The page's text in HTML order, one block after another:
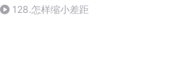
128.怎样缩小差距